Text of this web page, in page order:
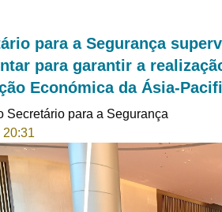
para a Segurança
para garantir a
Económica da Ásia-
Secretário para a Segurança
20:31